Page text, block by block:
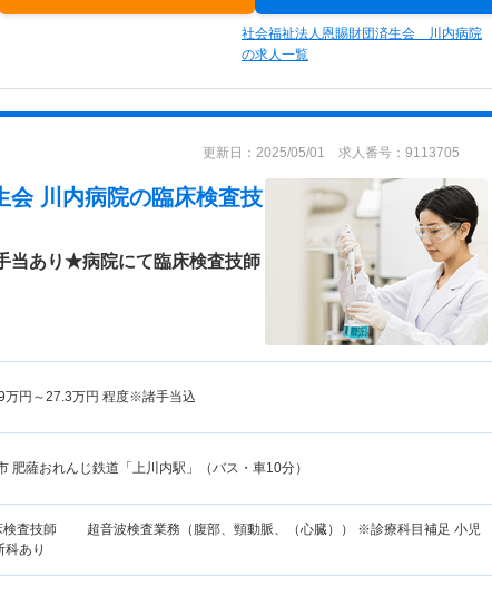
社会福祉法人恩賜財団済生会 川内病院
の求人一覧
更新日：2025/05/01 求人番号：9113705
会 川内病院の臨床検査技
当あり★病院にて臨床検査技師
万円～27.3万円 程度※諸手当込
肥薩おれんじ鉄道「上川内駅」（バス・車10分）
検査技師 超音波検査業務（腹部、頸動脈、（心臓）） ※診療科目補足 小児
科あり